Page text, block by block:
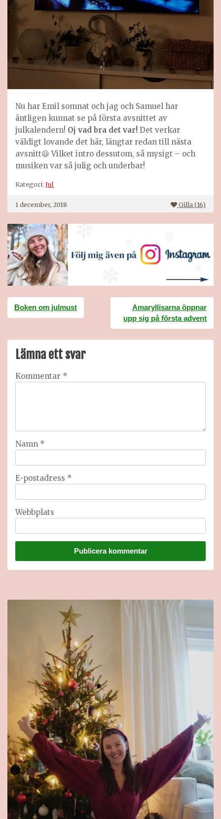
Nu har Emil somnat och jag och Samuel har
äntligen kunnat se på första avsnittet av
julkalendern! Oj vad bra det var! Det verkar
väldigt lovande det här, längtar redan till nästa
avsnitt😃 Vilket intro dessutom, så mysigt – och
musiken var så julig och underbar!
Kategori: Jul
1 december, 2018 Gilla (16)
Inläggsnavigering
Boken om julmust
Amaryllisarna öppnar
upp sig på första advent
Lämna ett svar
Kommentar *
Namn *
E-postadress *
Webbplats